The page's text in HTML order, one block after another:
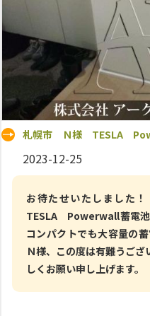
札幌市 Ｎ様 TESLA
2023-12-25
お待たせいたしました
TESLA Powerwall蓄電池
コンパクトでも大容量の
Ｎ様、この度は有難うご
しくお願い申し上げます。